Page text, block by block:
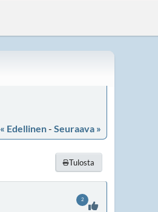
« Edellinen- Seuraava »
Tulosta
2